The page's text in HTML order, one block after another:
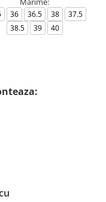
36 36.5 38
37.5
38.5
39 40